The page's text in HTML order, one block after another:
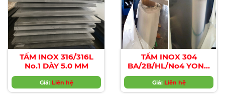
TẤM INOX 316/316L
No.1 DÀY 5.0 MM
Giá: Liên hệ
TẤM INOX 304
BA/2B/HL/No4 YONG
JIN
Giá: Liên hệ